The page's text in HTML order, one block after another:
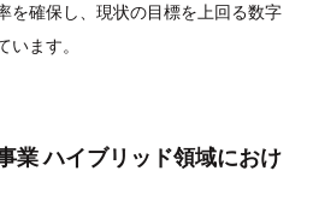
を確保し、現状の目標を上回る数字
ます。
業 ハイブリッド領域におけ